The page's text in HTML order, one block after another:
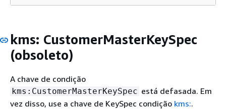
kms: CustomerMasterKeySpec
(obsoleto)
A chave de condição
kms:CustomerMasterKeySpec está defasada. Em
vez disso, use a chave de KeySpec condição kms:.